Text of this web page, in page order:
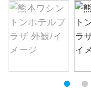
露天風呂
大浴場
全食事付き